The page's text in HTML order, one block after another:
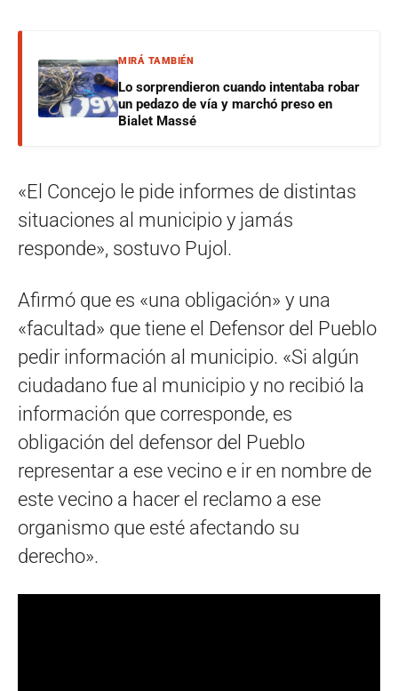
MIRÁ TAMBIÉN
Lo sorprendieron cuando intentaba robar
un pedazo de vía y marchó preso en
Bialet Massé
«El Concejo le pide informes de distintas
situaciones al municipio y jamás
responde», sostuvo Pujol.
Afirmó que es «una obligación» y una
«facultad» que tiene el Defensor del Pueblo
pedir información al municipio. «Si algún
ciudadano fue al municipio y no recibió la
información que corresponde, es
obligación del defensor del Pueblo
representar a ese vecino e ir en nombre de
este vecino a hacer el reclamo a ese
organismo que esté afectando su
derecho».